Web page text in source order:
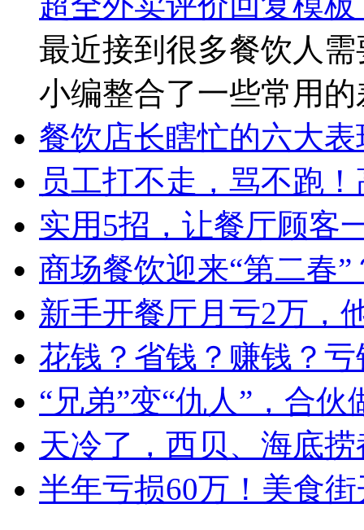
最近接到很多餐饮人
小编整合了一些常用
餐饮店长瞎忙的六大
员工打不走，骂不跑
实用5招，让餐厅顾客
商场餐饮迎来“第二春
新手开餐厅月亏2万，
花钱？省钱？赚钱？
“兄弟”变“仇人”，合
天冷了，西贝、海底
半年亏损60万！美食